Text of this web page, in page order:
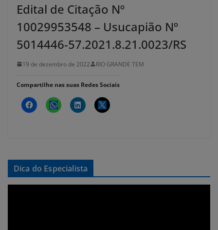
Edital de Citação Nº
10029953548 – Usucapião Nº
5014446-57.2021.8.21.0023/RS
19 de dezembro de 2022 RIO GRANDE TEM
Compartilhe nas suas Redes Sociais
Dica do Especialista